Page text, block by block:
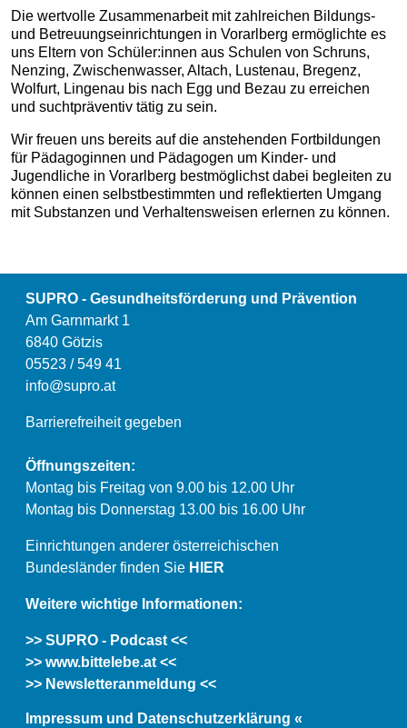
Die wertvolle Zusammenarbeit mit zahlreichen Bildungs-
und Betreuungseinrichtungen in Vorarlberg ermöglichte es
uns Eltern von Schüler:innen aus Schulen von Schruns,
Nenzing, Zwischenwasser, Altach, Lustenau, Bregenz,
Wolfurt, Lingenau bis nach Egg und Bezau zu erreichen
und suchtpräventiv tätig zu sein.
Wir freuen uns bereits auf die anstehenden Fortbildungen
für Pädagoginnen und Pädagogen um Kinder- und
Jugendliche in Vorarlberg bestmöglichst dabei begleiten zu
können einen selbstbestimmten und reflektierten Umgang
mit Substanzen und Verhaltensweisen erlernen zu können.
SUPRO - Gesundheitsförderung und Prävention
Am Garnmarkt 1
6840 Götzis
05523 / 549 41
info@supro.at
Barrierefreiheit gegeben
Öffnungszeiten:
Montag bis Freitag von 9.00 bis 12.00 Uhr
Montag bis Donnerstag 13.00 bis 16.00 Uhr
Einrichtungen anderer österreichischen
Bundesländer finden Sie HIER
Weitere wichtige Informationen:
>> SUPRO - Podcast <<
>> www.bittelebe.at <<
>> Newsletteranmeldung <<
Impressum und Datenschutzerklärung «